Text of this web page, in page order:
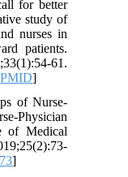
for better
study of
nurses in
patients.
61.
[PMID
of Nurse-
Physician
of Medical